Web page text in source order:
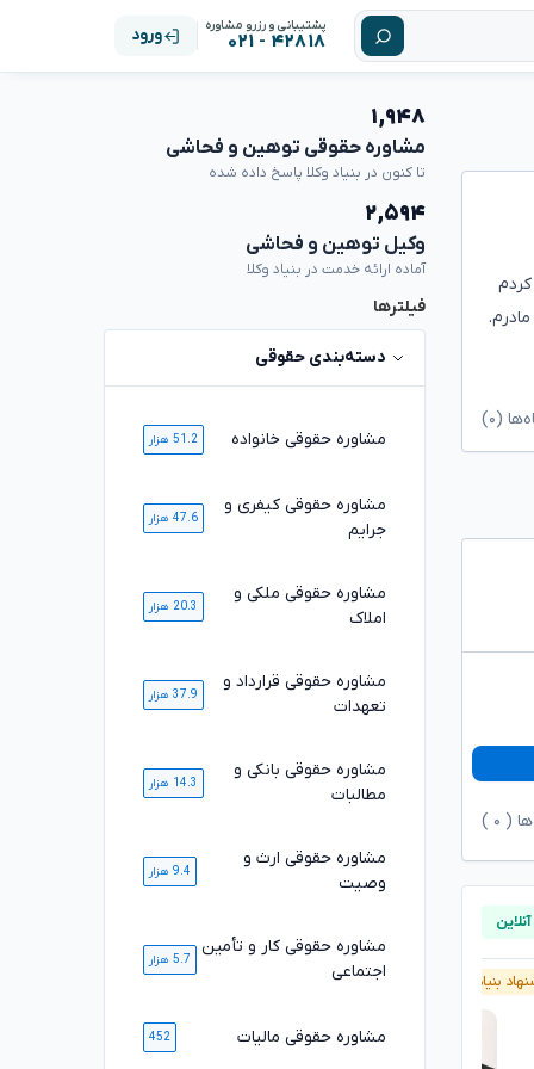
پشتیبانی و رزرو مشاوره
۴۲۸۱۸ - ۰۲۱ ورود
(۰)
( ۰
بنیاد وکلا
۱,۹۴۸
مشاوره حقوقی توهین و فحاشی
تا کنون در بنیاد وکلا پاسخ داده شده
۲,۵۹۴
وکیل توهین و فحاشی
آماده ارائه خدمت در بنیاد وکلا
فیلترها
دسته‌بندی حقوقی
مشاوره حقوقی خانواده 51.2 هزار
مشاوره حقوقی کیفری و
جرایم
47.6 هزار
مشاوره حقوقی ملکی و
املاک
20.3 هزار
مشاوره حقوقی قرارداد و
تعهدات
37.9 هزار
مشاوره حقوقی بانکی و
مطالبات
14.3 هزار
مشاوره حقوقی ارث و
وصیت
9.4 هزار
مشاوره حقوقی کار و تأمین
اجتماعی
5.7 هزار
مشاوره حقوقی مالیات 452